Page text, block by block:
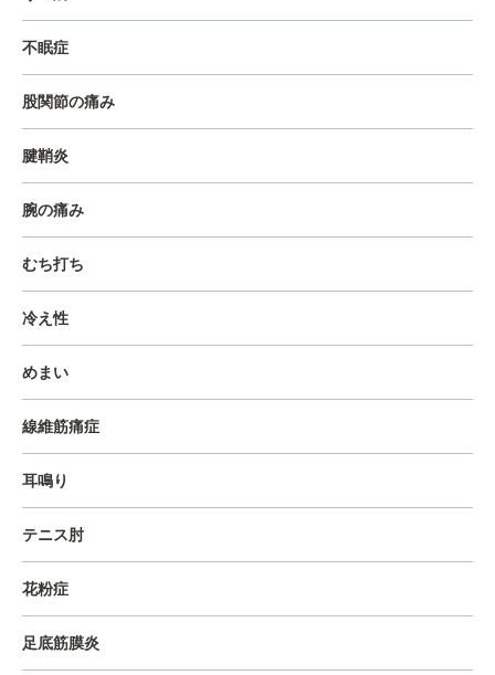
不眠症
股関節の痛み
腱鞘炎
腕の痛み
むち打ち
冷え性
めまい
線維筋痛症
耳鳴り
テニス肘
花粉症
足底筋膜炎